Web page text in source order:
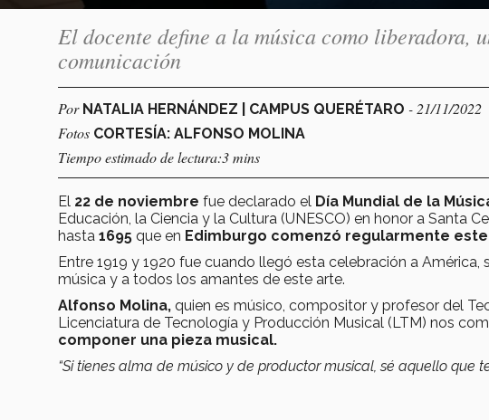
El docente define a la música como liberadora,
comunicación
Por NATALIA HERNÁNDEZ | CAMPUS QUERÉTARO - 21/11/2022
Fotos CORTESÍA: ALFONSO MOLINA
Tiempo estimado de lectura:3 mins
El 22 de noviembre fue declarado el Día Mundial de la
Educación, la Ciencia y la Cultura (UNESCO) en honor a Santa
hasta 1695 que en Edimburgo comenzó regularmente
Entre 1919 y 1920 fue cuando llegó esta celebración a
música y a todos los amantes de este arte.
Alfonso Molina, quien es músico, compositor y profesor del
Licenciatura de Tecnología y Producción Musical (LTM) nos
componer una pieza musical.
“Si tienes alma de músico y de productor musical, sé aquello que